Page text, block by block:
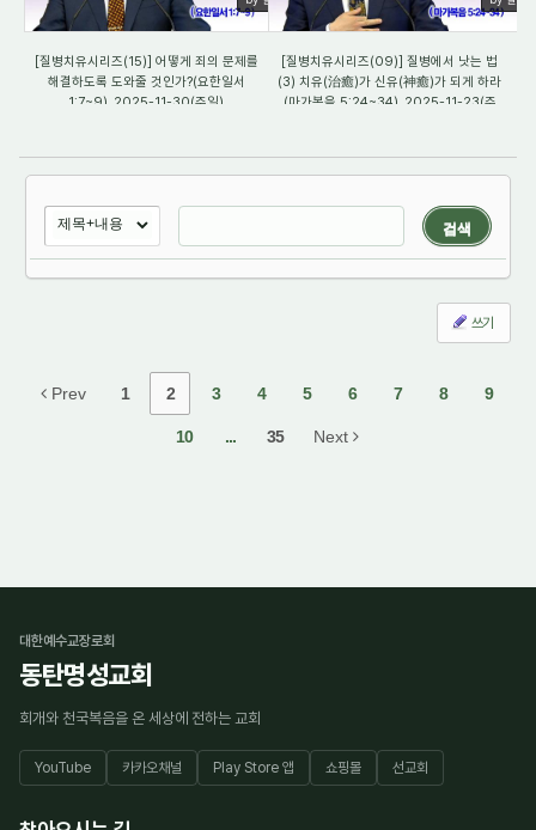
[질병치유시리즈(15)] 어떻게 죄의 문제를
해결하도록 도와줄 것인가?(요한일서
1:7~9)_2025-11-30(주일)
[질병치유시리즈(09)] 질병에서 낫는 법
(3) 치유(治癒)가 신유(神癒)가 되게 하라
(마가복음 5:24~34)_2025-11-23(주
검색
쓰기
Prev 1 2 3 4 5 6 7 8 9
10 ... 35 Next
대한예수교장로회
동탄명성교회
회개와 천국복음을 온 세상에 전하는 교회
YouTube 카카오채널 Play Store 앱 쇼핑몰 선교회